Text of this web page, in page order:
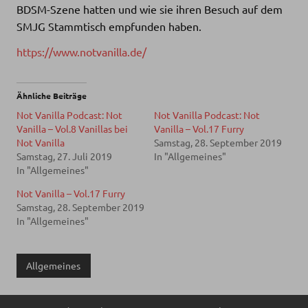
BDSM-Szene hatten und wie sie ihren Besuch auf dem
SMJG Stammtisch empfunden haben.
https://www.notvanilla.de/
Ähnliche Beiträge
Not Vanilla Podcast: Not
Vanilla – Vol.8 Vanillas bei
Not Vanilla
Samstag, 27. Juli 2019
In "Allgemeines"
Not Vanilla Podcast: Not
Vanilla – Vol.17 Furry
Samstag, 28. September 2019
In "Allgemeines"
Not Vanilla – Vol.17 Furry
Samstag, 28. September 2019
In "Allgemeines"
Allgemeines